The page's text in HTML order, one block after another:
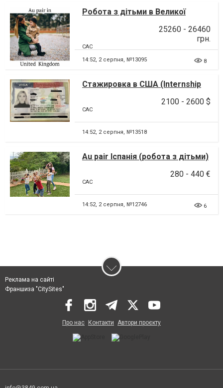
Робота з дітьми в Великої
25260 - 26460
грн.
CAC
14:52, 2 серпня, №13095 8
Стажировка в США (Internship
2100 - 2600 $
CAC
14:52, 2 серпня, №13518
Au pair Іспанія (робота з дітьми)
280 - 440 €
CAC
14:52, 2 серпня, №12746 6
Реклама на сайті
Франшиза "CitySites"
Про нас Контакти Автори проєкту